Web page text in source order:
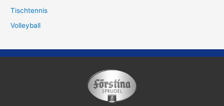
Tischtennis
Volleyball